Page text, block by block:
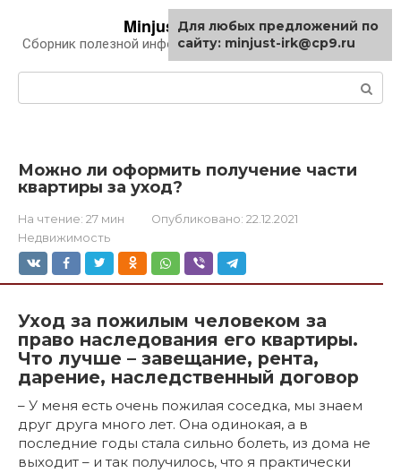
контенту
Minjust-irk.ru
Сборник полезной информации про автомобили
Можно ли оформить получение части
квартиры за уход?
На чтение: 27 мин Опубликовано: 22.12.2021
Недвижимость
Уход за пожилым человеком за
право наследования его квартиры.
Что лучше – завещание, рента,
дарение, наследственный договор
– У меня есть очень пожилая соседка, мы знаем
друг друга много лет. Она одинокая, а в
последние годы стала сильно болеть, из дома не
выходит – и так получилось, что я практически
Для любых предложений по
сайту: minjust-irk@cp9.ru